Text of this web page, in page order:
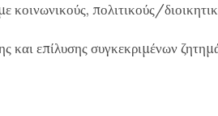
πολιτικούς/
και επίλυσης συγκεκριμένων